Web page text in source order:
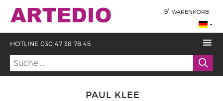
WARENKORB
HOTLINE 030 47 38 78 45
PAUL KLEE